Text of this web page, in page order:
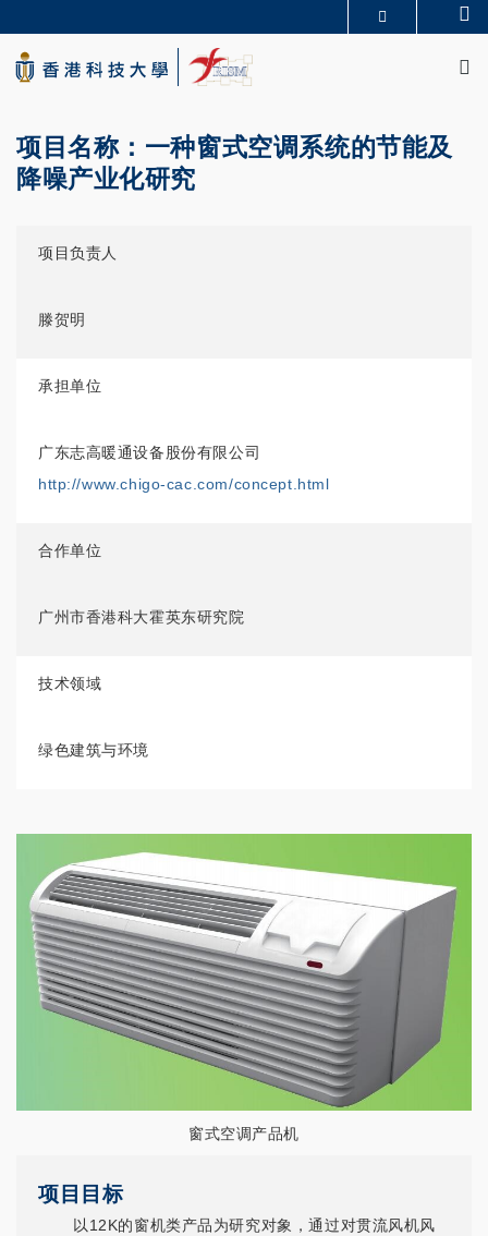
to
main
content
生活@科大
项目名称：一种窗式空调系统的节能及
降噪产业化研究
项目负责人
滕贺明
承担单位
广东志高暖通设备股份有限公司
http://www.chigo-cac.com/concept.html
合作单位
广州市香港科大霍英东研究院
技术领域
绿色建筑与环境
窗式空调产品机
项目目标
以12K的窗机类产品为研究对象，通过对贯流风机风